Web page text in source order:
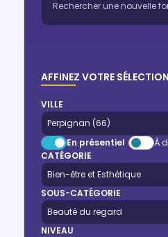
AFFINEZ VOTRE SÉLECTION
VILLE
En présentiel
À
CATÉGORIE
SOUS-CATÉGORIE
NIVEAU